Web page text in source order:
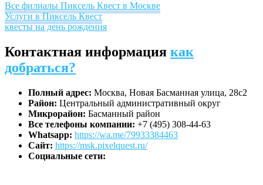
Все филиалы Пиксель Квест в Москве
Услуги в Пиксель Квест
квесты на день рождения
Контактная информация как
добраться?
Полный адрес: Москва, Новая Басманная улица, 28с2
Район: Центральный административный округ
Микрорайон: Басманный район
Все телефоны компании: +7 (495) 308-44-63
Whatsapp: https://wa.me/79933384463
Сайт: https://msk.pixelquest.ru/
Социальные сети: